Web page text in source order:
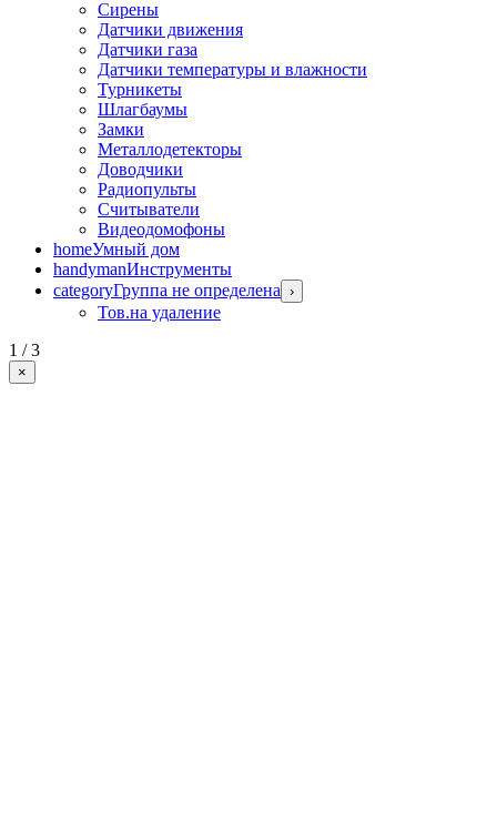
Сирены
Датчики движения
Датчики газа
Датчики температуры и влажности
Турникеты
Шлагбаумы
Замки
Металлодетекторы
Доводчики
Радиопульты
Считыватели
Видеодомофоны
homeУмный дом
handymanИнструменты
categoryГруппа не определена ›
Тов.на удаление
1 / 3
×